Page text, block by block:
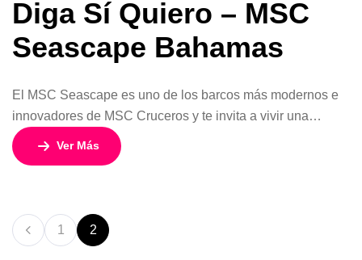
Diga Sí Quiero – MSC
Seascape Bahamas
El MSC Seascape es uno de los barcos más modernos e
innovadores de MSC Cruceros y te invita a vivir una
experiencia inolvidable en las Bahamas. Desde Miami,
entre agosto y octubre de 2025, disfruta de un viaje corto
Ver Más
1 2